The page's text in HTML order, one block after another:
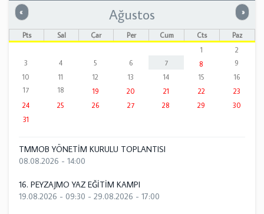
« Önceki »
Ağustos
Pts Sal Çar Per Cum Cts
Paz
1
2
3
4 5 6 7 8
9
10
11 12 13 14 15
16
17
18 19 20 21 22
23
24
25 26 27 28 29
30
31
TMMOB YÖNETİM KURULU TOPLANTISI
08.08.2026 - 14:00
16. PEYZAJMO YAZ EĞİTİM KAMPI
19.08.2026 - 09:30 - 29.08.2026 - 17:00